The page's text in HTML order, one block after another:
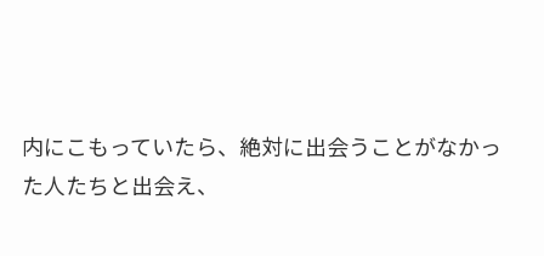
内にこもっていたら、絶対に出会うことがなかっ
た人たちと出会え、